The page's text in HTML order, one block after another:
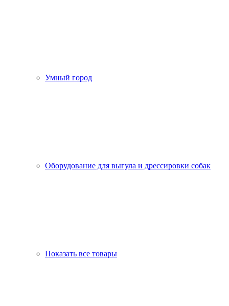
Умный город
Оборудование для выгула и дрессировки собак
Показать все товары